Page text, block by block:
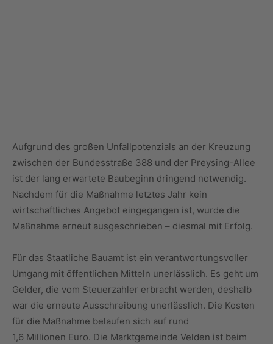
Aufgrund des großen Unfallpotenzials an der Kreuzung
zwischen der Bundesstraße 388 und der Preysing-Allee
ist der lang erwartete Baubeginn dringend notwendig.
Nachdem für die Maßnahme letztes Jahr kein
wirtschaftliches Angebot eingegangen ist, wurde die
Maßnahme erneut ausgeschrieben – diesmal mit Erfolg.
Für das Staatliche Bauamt ist ein verantwortungsvoller
Umgang mit öffentlichen Mitteln unerlässlich. Es geht um
Gelder, die vom Steuerzahler erbracht werden, deshalb
war die erneute Ausschreibung unerlässlich. Die Kosten
für die Maßnahme belaufen sich auf rund
1,6 Millionen Euro. Die Marktgemeinde Velden ist beim